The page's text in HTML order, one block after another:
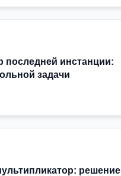
последней инстанции:
задачи
решение